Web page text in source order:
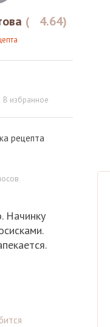
( 4.64)
В избранное
рецепта
Начинку